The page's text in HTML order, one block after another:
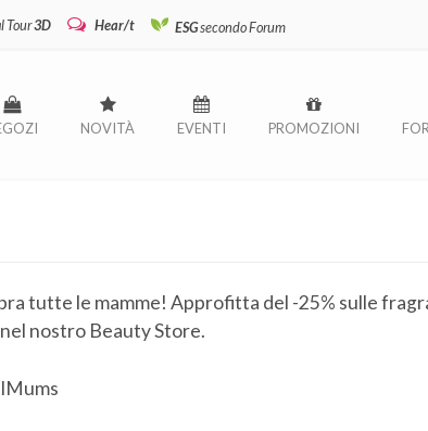
Tour3D Hear/t ESGsecondo Forum
NOVITÀ EVENTI PROMOZIONI
tutte le mamme! Approfitta del -25% sulle
nel nostro Beauty Store.